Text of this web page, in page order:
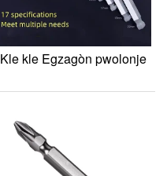
Kle kle Egzagòn pwolonje